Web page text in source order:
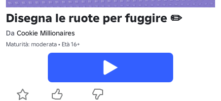
Disegna le ruote per fuggire ✏️
Da Cookie Millionaires
Maturità: moderata • Età 16+